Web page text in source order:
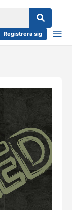
Registrera sig